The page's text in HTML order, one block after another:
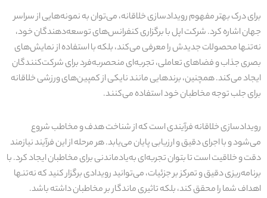
برای درک بهتر مفهوم رویدادسازی خلاقانه، می‌توان به نمونه‌هایی از سراسر
جهان اشاره کرد. شرکت اپل با برگزاری کنفرانس‌های توسعه‌دهندگان خود،
نه‌تنها محصولات جدیدش را معرفی می‌کند، بلکه با استفاده از نمایش‌های
بصری جذاب و فضاهای تعاملی، تجربه‌ای منحصربه‌فرد برای شرکت‌کنندگان
ایجاد می‌کند. همچنین، برندهایی مانند نایکی از کمپین‌های ورزشی خلاقانه
برای جلب توجه مخاطبان خود استفاده می‌کنند.
رویدادسازی خلاقانه فرآیندی است که از شناخت هدف و مخاطب شروع
می‌شود و با اجرای دقیق و ارزیابی پایان می‌یابد. هر مرحله از این فرآیند نیازمند
دقت و خلاقیت است تا بتوان تجربه‌ای به‌یادماندنی برای مخاطبان ایجاد کرد. با
برنامه‌ریزی دقیق و تمرکز بر جزئیات، می‌توانید رویدادی برگزار کنید که نه‌تنها
اهداف شما را محقق کند، بلکه تاثیری ماندگار بر مخاطبان داشته باشد.